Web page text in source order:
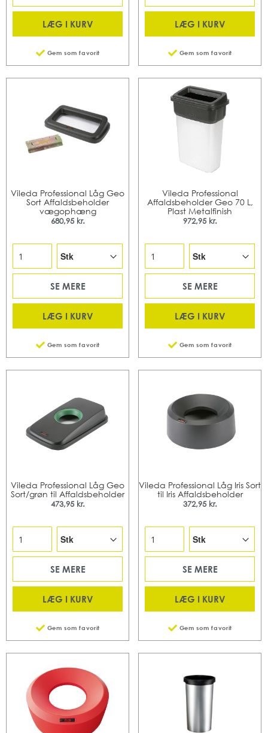
LÆG I KURV
Gem som favorit
LÆG I KURV
Gem som favorit
Vileda Professional Låg Geo
Sort Affaldsbeholder
vægophæng
680,95 kr.
SE MERE
LÆG I KURV
Gem som favorit
Vileda Professional
Affaldsbeholder Geo 70 L,
Plast Metalfinish
972,95 kr.
SE MERE
LÆG I KURV
Gem som favorit
Vileda Professional Låg Geo
Sort/grøn til Affaldsbeholder
473,95 kr.
SE MERE
LÆG I KURV
Gem som favorit
Vileda Professional Låg Iris Sort
til Iris Affaldsbeholder
372,95 kr.
SE MERE
LÆG I KURV
Gem som favorit